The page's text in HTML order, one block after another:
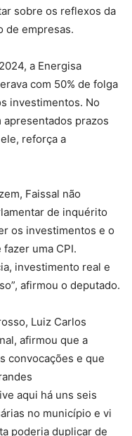
sobre os reflexos da
de empresas.
a Energisa
com 50% de folga
investimentos. No
prazos
reforça a
Faissal não
de inquérito
os investimentos e o
uma CPI.
investimento real e
afirmou o deputado.
Luiz Carlos
afirmou que a
convocações e que
aqui há uns seis
no município e vi
poderia duplicar de